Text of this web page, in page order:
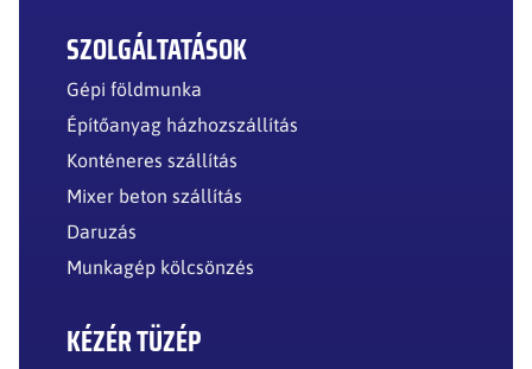
SZOLGÁLTATÁSOK
Gépi földmunka
Építőanyag házhozszállítás
Konténeres szállítás
Mixer beton szállítás
Daruzás
Munkagép kölcsönzés
KÉZÉR TÜZÉP